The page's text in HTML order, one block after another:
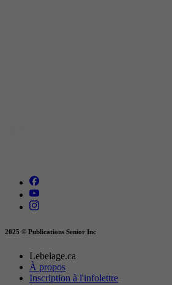
2025 © Publications Senior Inc
Lebelage.ca
À propos
Inscription à l'infolettre